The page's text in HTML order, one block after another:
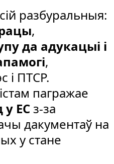
разбуральныя:
,
да адукацыі і
,
і ПТСР.
пагражае
у ЕСз-за
дакументаў на
у стане